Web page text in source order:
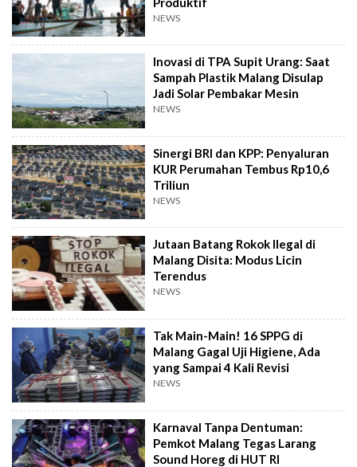
NEWS
Inovasi di TPA Supit Urang: Saat
Sampah Plastik Malang Disulap
Jadi Solar Pembakar Mesin
NEWS
Sinergi BRI dan KPP: Penyaluran
KUR Perumahan Tembus Rp10,6
Triliun
NEWS
Jutaan Batang Rokok Ilegal di
Malang Disita: Modus Licin
Terendus
NEWS
Tak Main-Main! 16 SPPG di
Malang Gagal Uji Higiene, Ada
yang Sampai 4 Kali Revisi
NEWS
Karnaval Tanpa Dentuman:
Pemkot Malang Tegas Larang
Sound Horeg di HUT RI